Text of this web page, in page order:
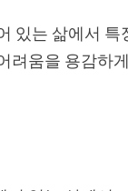
있는 삶에서
려움을 용감하